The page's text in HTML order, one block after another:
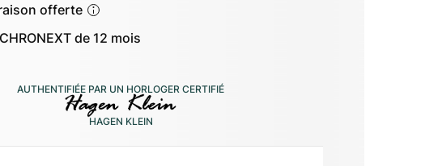
offerte
de 12 mois
AUTHENTIFIÉE PAR UN HORLOGER CERTIFIÉ
HAGEN KLEIN